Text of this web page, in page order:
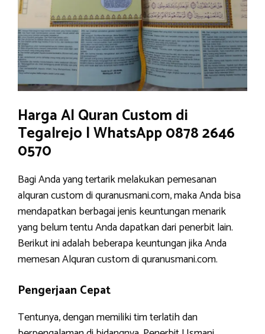
Harga Al Quran Custom di
Tegalrejo | WhatsApp 0878 2646
0570
Bagi Anda yang tertarik melakukan pemesanan
alquran custom di quranusmani.com, maka Anda bisa
mendapatkan berbagai jenis keuntungan menarik
yang belum tentu Anda dapatkan dari penerbit lain.
Berikut ini adalah beberapa keuntungan jika Anda
memesan Alquran custom di quranusmani.com.
Pengerjaan Cepat
Tentunya, dengan memiliki tim terlatih dan